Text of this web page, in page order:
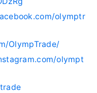
olymptr
OlympTrade/
olympt